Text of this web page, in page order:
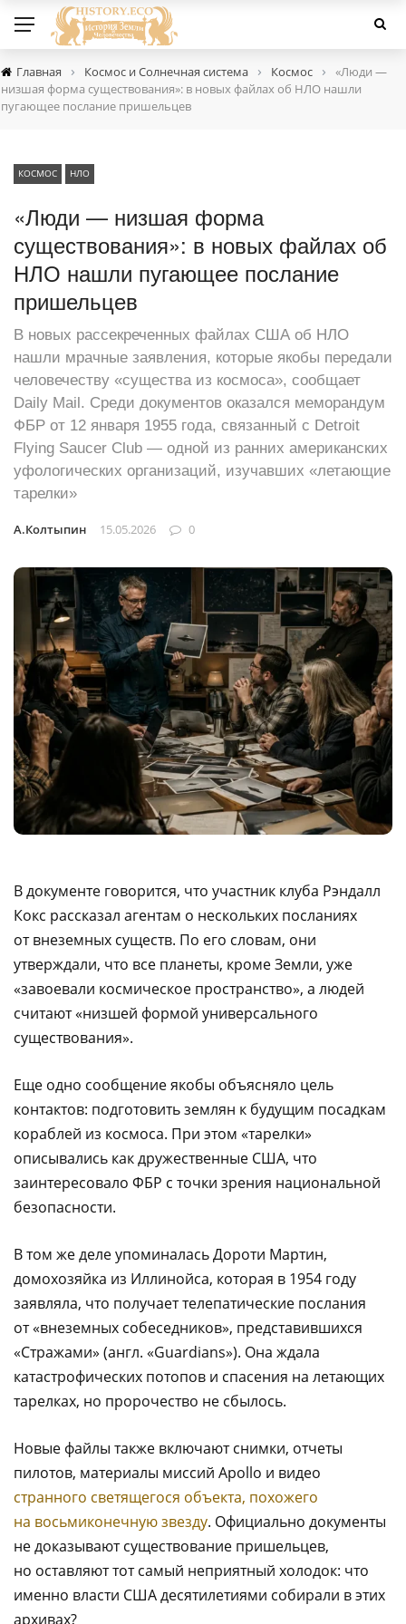
Главная › Космос и Солнечная система › Космос ›
«Люди —
низшая форма существования»: в новых файлах об НЛО нашли
пугающее послание пришельцев
КОСМОС НЛО
«Люди — низшая форма
существования»: в новых файлах об
НЛО нашли пугающее послание
пришельцев
В новых рассекреченных файлах США об НЛО
нашли мрачные заявления, которые якобы передали
человечеству «существа из космоса», сообщает
Daily Mail. Среди документов оказался меморандум
ФБР от 12 января 1955 года, связанный с Detroit
Flying Saucer Club — одной из ранних американских
уфологических организаций, изучавших «летающие
тарелки»
А.Колтыпин 15.05.2026 0
В документе говорится, что участник клуба Рэндалл
Кокс рассказал агентам о нескольких посланиях
от внеземных существ. По его словам, они
утверждали, что все планеты, кроме Земли, уже
«завоевали космическое пространство», а людей
считают «низшей формой универсального
существования».
Еще одно сообщение якобы объясняло цель
контактов: подготовить землян к будущим посадкам
кораблей из космоса. При этом «тарелки»
описывались как дружественные США, что
заинтересовало ФБР с точки зрения национальной
безопасности.
В том же деле упоминалась Дороти Мартин,
домохозяйка из Иллинойса, которая в 1954 году
заявляла, что получает телепатические послания
от «внеземных собеседников», представившихся
«Стражами» (англ. «Guardians»). Она ждала
катастрофических потопов и спасения на летающих
тарелках, но пророчество не сбылось.
Новые файлы также включают снимки, отчеты
пилотов, материалы миссий Apollo и видео
странного светящегося объекта, похожего
на восьмиконечную звезду. Официально документы
не доказывают существование пришельцев,
но оставляют тот самый неприятный холодок: что
именно власти США десятилетиями собирали в этих
архивах?